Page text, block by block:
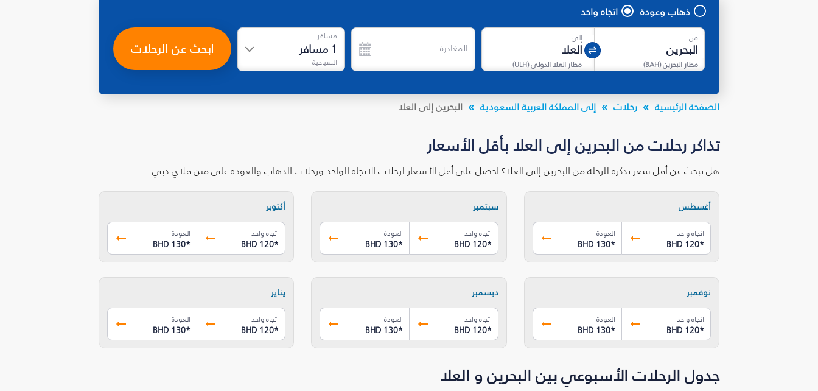
ذهاب وعودة اتجاه واحد
من
مطار البحرين(
BAH
)
إلى
مطار العلا الدولي(
ULH
)
المغادرة
مسافر
1 مسافر
السياحية
ابحث عن الرحلات
الصفحة الرئيسية رحلات إلى المملكة العربية السعودية البحرين إلى العلا
تذاكر رحلات من البحرين إلى العلا بأقل الأسعار
هل تبحث عن أقل سعر تذكرة للرحلة من البحرين إلى العلا؟ احصل على أقل الأسعار لرحلات الاتجاه الواحد ورحلات الذهاب والعودة على متن فلاي دبي.
أغسطس
اتجاه واحد
BHD 120*
العودة
BHD 130*
سبتمبر
اتجاه واحد
BHD 120*
العودة
BHD 130*
أكتوبر
اتجاه واحد
BHD 120*
العودة
BHD 130*
نوفمبر
اتجاه واحد
BHD 120*
العودة
BHD 130*
ديسمبر
اتجاه واحد
BHD 120*
العودة
BHD 130*
يناير
اتجاه واحد
BHD 120*
العودة
BHD 130*
جدول الرحلات الأسبوعي بين البحرين و العلا